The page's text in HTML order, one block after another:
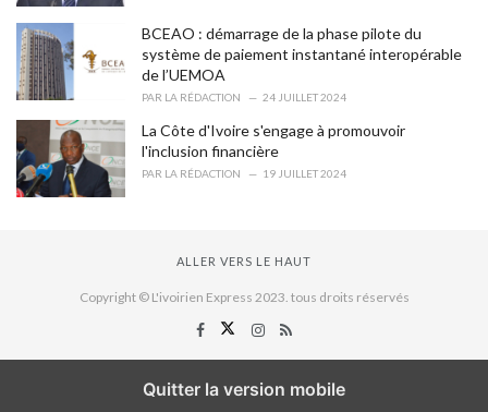
BCEAO : démarrage de la phase pilote du
système de paiement instantané interopérable
de l’UEMOA
PAR LA RÉDACTION 24 JUILLET 2024
La Côte d'Ivoire s'engage à promouvoir
l'inclusion financière
PAR LA RÉDACTION 19 JUILLET 2024
ALLER VERS LE HAUT
Copyright © L'ivoirien Express 2023. tous droits réservés
Quitter la version mobile